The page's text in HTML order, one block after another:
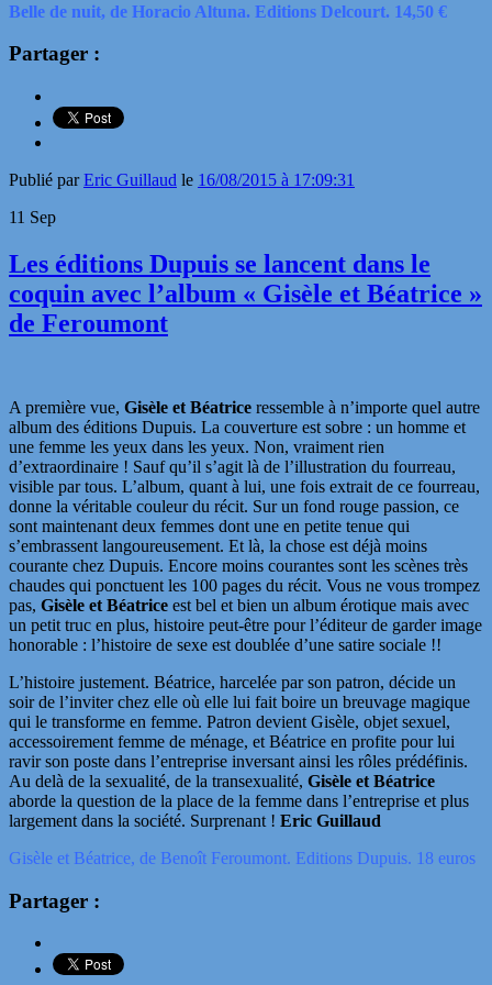
Belle de nuit, de Horacio Altuna. Editions Delcourt. 14,50 €
Partager :
Publié parEric Guillaud le 16/08/2015 à 17:09:31
11 Sep
Les éditions Dupuis se lancent dans le
coquin avec l’album « Gisèle et Béatrice »
de Feroumont
A première vue, Gisèle et Béatrice ressemble à n’importe quel autre
album des éditions Dupuis. La couverture est sobre : un homme et
une femme les yeux dans les yeux. Non, vraiment rien
d’extraordinaire ! Sauf qu’il s’agit là de l’illustration du fourreau,
visible par tous. L’album, quant à lui, une fois extrait de ce fourreau,
donne la véritable couleur du récit. Sur un fond rouge passion, ce
sont maintenant deux femmes dont une en petite tenue qui
s’embrassent langoureusement. Et là, la chose est déjà moins
courante chez Dupuis. Encore moins courantes sont les scènes très
chaudes qui ponctuent les 100 pages du récit. Vous ne vous trompez
pas, Gisèle et Béatrice est bel et bien un album érotique mais avec
un petit truc en plus, histoire peut-être pour l’éditeur de garder image
honorable : l’histoire de sexe est doublée d’une satire sociale !!
L’histoire justement. Béatrice, harcelée par son patron, décide un
soir de l’inviter chez elle où elle lui fait boire un breuvage magique
qui le transforme en femme. Patron devient Gisèle, objet sexuel,
accessoirement femme de ménage, et Béatrice en profite pour lui
ravir son poste dans l’entreprise inversant ainsi les rôles prédéfinis.
Au delà de la sexualité, de la transexualité, Gisèle et Béatrice
aborde la question de la place de la femme dans l’entreprise et plus
largement dans la société. Surprenant ! Eric Guillaud
Gisèle et Béatrice, de Benoît Feroumont. Editions Dupuis. 18 euros
Partager :